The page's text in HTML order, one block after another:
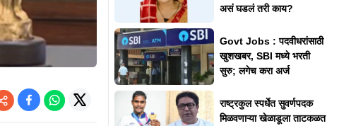
असं घडलं तरी काय?
Govt Jobs : पदवीधरांसाठी
खुशखबर, SBI मध्ये भरती
सुरु; लगेच करा अर्ज
राष्ट्रकुल स्पर्धेत सुवर्णपदक
मिळवणाऱ्या खेळाडूला ताटकळत